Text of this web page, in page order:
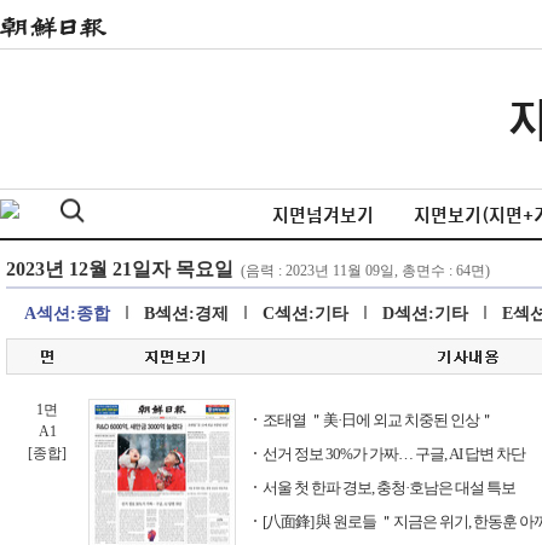
지면넘겨보기 지면보기(지면+
A섹션:종합 B섹션:경제 C섹션:기타 D섹션:기타 E섹
1면
A1
[종합]
조태열 ＂美·日에 외교 치중된 인상＂
선거 정보 30%가 가짜… 구글, AI 답변 차단
서울 첫 한파 경보, 충청·호남은 대설 특보
[八面鋒] 與 원로들 ＂지금은 위기, 한동훈 아